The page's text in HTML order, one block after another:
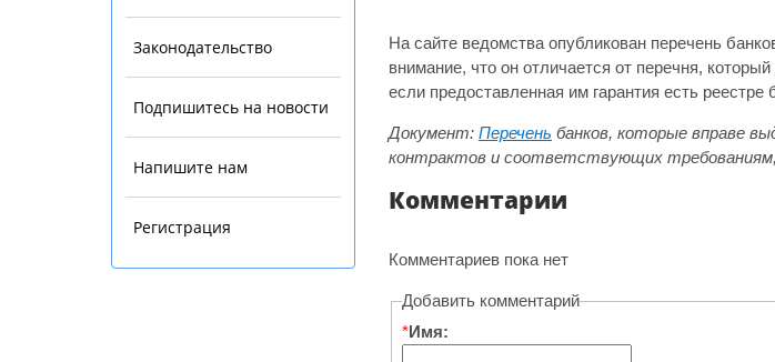
Законодательство
Подпишитесь на новости
Напишите нам
Регистрация
На сайте ведомства опубликован перечень
внимание, что он отличается от перечня,
если предоставленная им гарантия есть реестре
Документ: Перечень банков, которые вправе
контрактов и соответствующих
Комментарии
Комментариев пока нет
Добавить комментарий
*Имя: